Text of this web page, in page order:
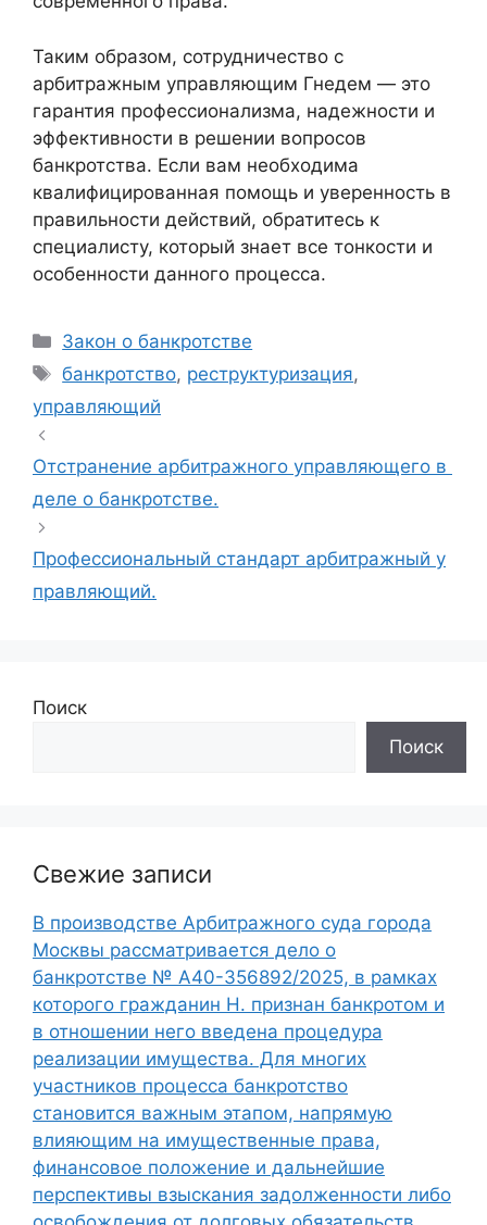
Таким образом, сотрудничество с
арбитражным управляющим Гнедем — это
гарантия профессионализма, надежности и
эффективности в решении вопросов
банкротства. Если вам необходима
квалифицированная помощь и уверенность в
правильности действий, обратитесь к
специалисту, который знает все тонкости и
особенности данного процесса.
Рубрики
Закон о банкротстве
Метки
банкротство, реструктуризация,
управляющий
Отстранение арбитражного управляющего в
деле о банкротстве.
Профессиональный стандарт арбитражный у
правляющий.
Поиск
Поиск
Свежие записи
В производстве Арбитражного суда города
Москвы рассматривается дело о
банкротстве № А40-356892/2025, в рамках
которого гражданин Н. признан банкротом и
в отношении него введена процедура
реализации имущества. Для многих
участников процесса банкротство
становится важным этапом, напрямую
влияющим на имущественные права,
финансовое положение и дальнейшие
перспективы взыскания задолженности либо